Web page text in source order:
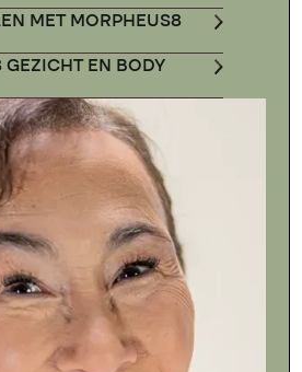
MET MORPHEUS8
GEZICHT EN BODY